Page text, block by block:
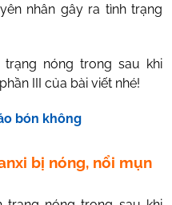
nhân gây ra tình trạng
nóng trong sau khi
III của bài viết nhé!
bón không
bị nóng, nổi mụn